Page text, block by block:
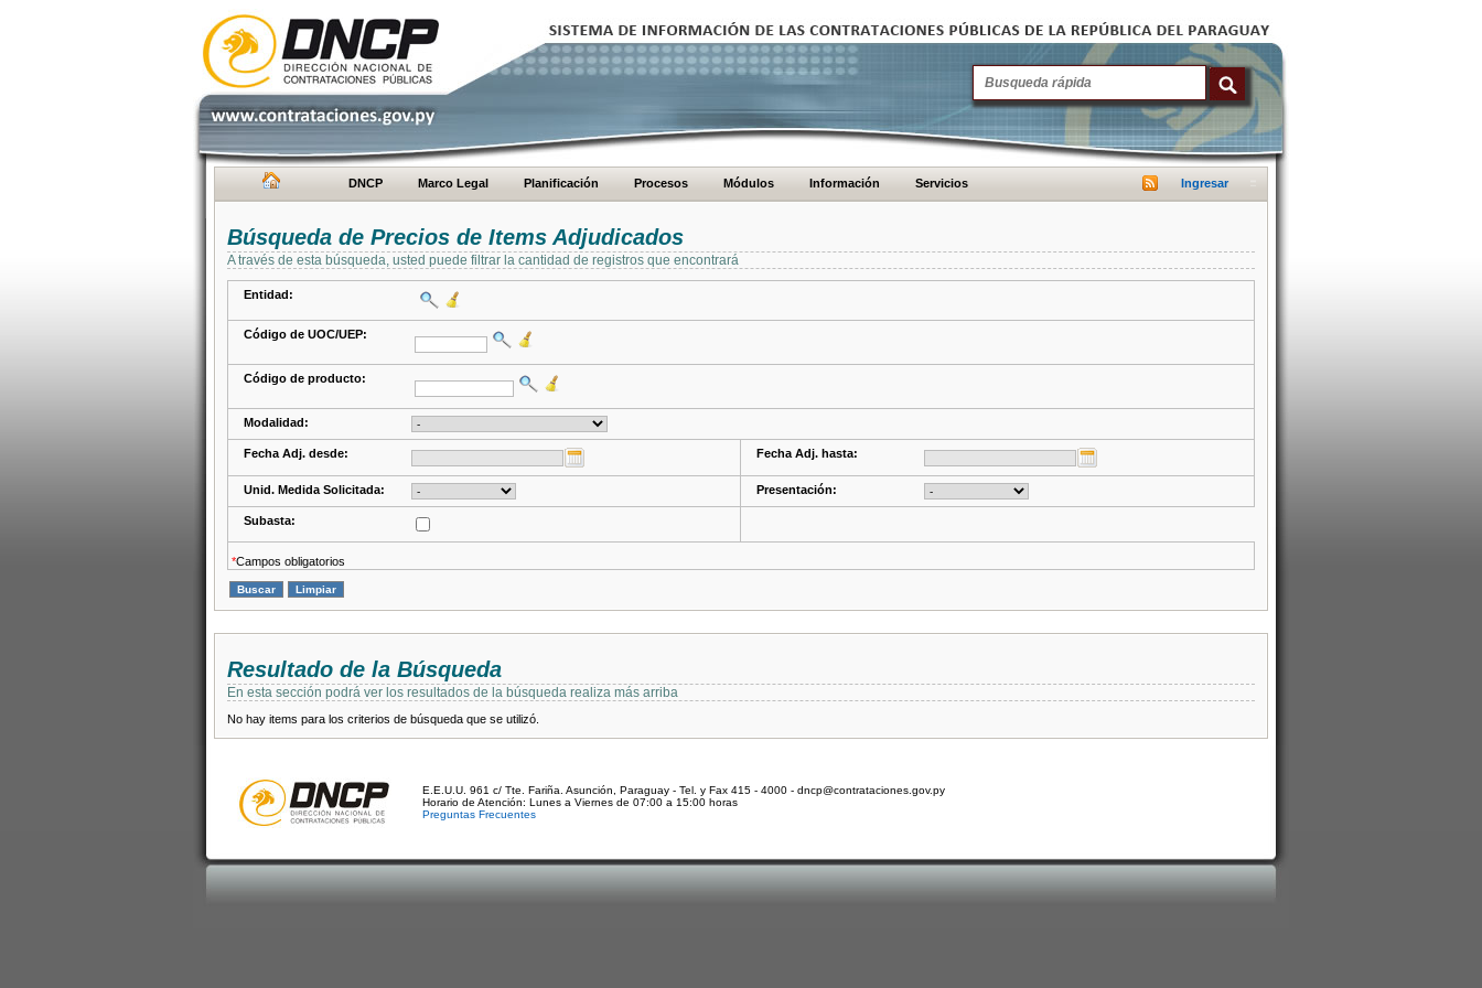
DNCP Marco Legal Planificación Procesos Módulos Información Servicios Ingresar
Búsqueda de Precios de Items Adjudicados
A través de esta búsqueda, usted puede filtrar la cantidad de registros que encontrará
Entidad:
Código de UOC/UEP:
Código de producto:
Modalidad:
Fecha Adj. desde: Fecha Adj. hasta:
Unid. Medida Solicitada: Presentación:
Subasta:
*Campos obligatorios
Resultado de la Búsqueda
En esta sección podrá ver los resultados de la búsqueda realiza más arriba
No hay items para los criterios de búsqueda que se utilizó.
E.E.U.U. 961 c/ Tte. Fariña. Asunción, Paraguay - Tel. y Fax 415 - 4000 - dncp@contrataciones.gov.py
Horario de Atención: Lunes a Viernes de 07:00 a 15:00 horas
Preguntas Frecuentes